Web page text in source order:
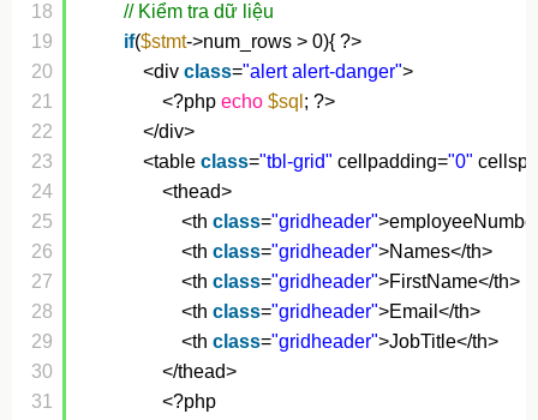
18
19
20
21
22
23
24
25
26
27
28
29
30
31
// Kiểm tra dữ liệu
if($stmt->num_rows > 0){ ?>
<div class="alert alert-danger">
<?php echo $sql ; ?>
</div>
<table class="tbl-grid" cellpadding="0"
<thead>
<th class="gridheader"
<th class="gridheader">Names</th>
<th class="gridheader">FirstName</th>
<th class="gridheader">Email</th>
<th class="gridheader">JobTitle</th>
</thead>
<?php